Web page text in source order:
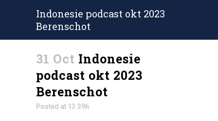
Indonesie podcast okt 2023
Berenschot
31 Oct Indonesie
podcast okt 2023
Berenschot
Posted at 13:39h